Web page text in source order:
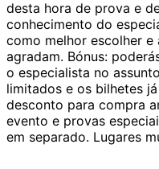
desta hora de prova e
conhecimento do
como melhor escolher
agradam. Bónus:
o especialista no
limitados e os bilhetes
desconto para compra
evento e provas
em separado. Lugares